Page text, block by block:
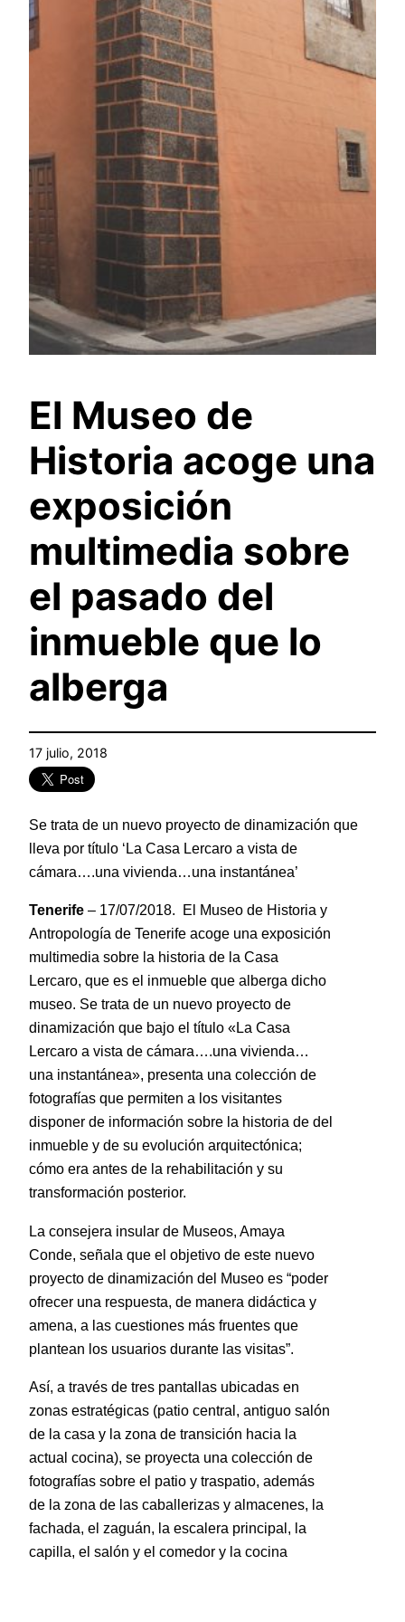
El Museo de
Historia acoge una
exposición
multimedia sobre
el pasado del
inmueble que lo
alberga
17 julio, 2018
Se trata de un nuevo proyecto de dinamización que
lleva por título ‘La Casa Lercaro a vista de
cámara….una vivienda…una instantánea’
Tenerife – 17/07/2018. El Museo de Historia y
Antropología de Tenerife acoge una exposición
multimedia sobre la historia de la Casa
Lercaro, que es el inmueble que alberga dicho
museo. Se trata de un nuevo proyecto de
dinamización que bajo el título «La Casa
Lercaro a vista de cámara….una vivienda…
una instantánea», presenta una colección de
fotografías que permiten a los visitantes
disponer de información sobre la historia de del
inmueble y de su evolución arquitectónica;
cómo era antes de la rehabilitación y su
transformación posterior.
La consejera insular de Museos, Amaya
Conde, señala que el objetivo de este nuevo
proyecto de dinamización del Museo es “poder
ofrecer una respuesta, de manera didáctica y
amena, a las cuestiones más fruentes que
plantean los usuarios durante las visitas”.
Así, a través de tres pantallas ubicadas en
zonas estratégicas (patio central, antiguo salón
de la casa y la zona de transición hacia la
actual cocina), se proyecta una colección de
fotografías sobre el patio y traspatio, además
de la zona de las caballerizas y almacenes, la
fachada, el zaguán, la escalera principal, la
capilla, el salón y el comedor y la cocina